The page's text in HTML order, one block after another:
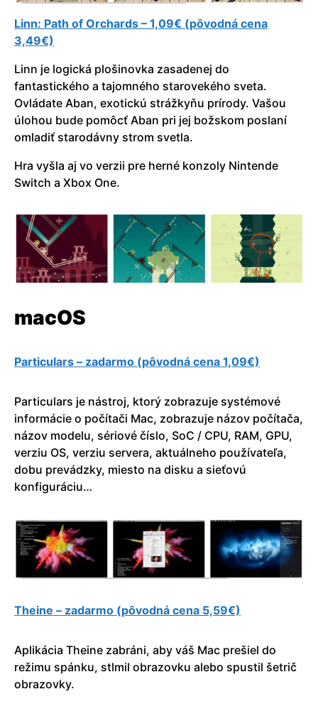
Linn: Path of Orchards – 1,09€ (pôvodná cena
3,49€)
Linn je logická plošinovka zasadenej do
fantastického a tajomného starovekého sveta.
Ovládate Aban, exotickú strážkyňu prírody. Vašou
úlohou bude pomôcť Aban pri jej božskom poslaní
omladiť starodávny strom svetla.
Hra vyšla aj vo verzii pre herné konzoly Nintende
Switch a Xbox One.
macOS
Particulars – zadarmo (pôvodná cena 1,09€)
Particulars je nástroj, ktorý zobrazuje systémové
informácie o počítači Mac, zobrazuje názov počítača,
názov modelu, sériové číslo, SoC / CPU, RAM, GPU,
verziu OS, verziu servera, aktuálneho používateľa,
dobu prevádzky, miesto na disku a sieťovú
konfiguráciu…
Theine – zadarmo (pôvodná cena 5,59€)
Aplikácia Theine zabráni, aby váš Mac prešiel do
režimu spánku, stlmil obrazovku alebo spustil šetrič
obrazovky.